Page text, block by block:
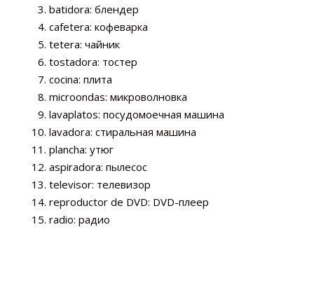
batidora: блендер
cafetera: кофеварка
tetera: чайник
tostadora: тостер
cocina: плита
microondas: микроволновка
lavaplatos: посудомоечная машина
lavadora: стиральная машина
plancha: утюг
aspiradora: пылесос
televisor: телевизор
reproductor de DVD: DVD-плеер
radio: радио